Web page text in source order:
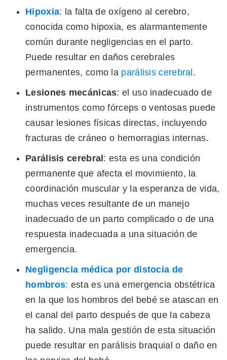
Hipoxia: la falta de oxígeno al cerebro,
conocida como hipoxia, es alarmantemente
común durante negligencias en el parto.
Puede resultar en daños cerebrales
permanentes, como la parálisis cerebral .
Lesiones mecánicas: el uso inadecuado de
instrumentos como fórceps o ventosas puede
causar lesiones físicas directas, incluyendo
fracturas de cráneo o hemorragias internas.
Parálisis cerebral : esta es una condición
permanente que afecta el movimiento, la
coordinación muscular y la esperanza de vida,
muchas veces resultante de un manejo
inadecuado de un parto complicado o de una
respuesta inadecuada a una situación de
emergencia.
Negligencia médica por distocia de
hombros: esta es una emergencia obstétrica
en la que los hombros del bebé se atascan en
el canal del parto después de que la cabeza
ha salido. Una mala gestión de esta situación
puede resultar en parálisis braquial o daño en